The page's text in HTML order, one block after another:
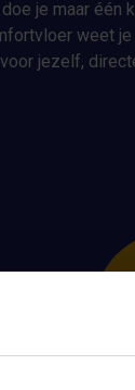
je maar één
weet
jezelf,